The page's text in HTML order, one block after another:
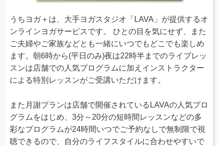
うちヨガ＋は、大手ヨガスタジオ「LAVA」が提供するオ
ンラインヨガサービスです。 ひとの目を気にせず、また
ご夫婦やご家族などとも一緒にいつでもどこでも楽しめ
ます。朝6時から(平日のみ)夜は22時半までのライブレッ
スンは店舗での人気プログラムに加えインストラクター
による特別レッスンがご受講いただけます。
また月謝プランは店舗で開催されているLAVAの人気プロ
グラムをはじめ、3分～20分の短時間レッスンなどの多
彩なプログラムが24時間いつでご予約なしで無制限で視
聴できるので、自分のライフスタイルに合わせやすいで